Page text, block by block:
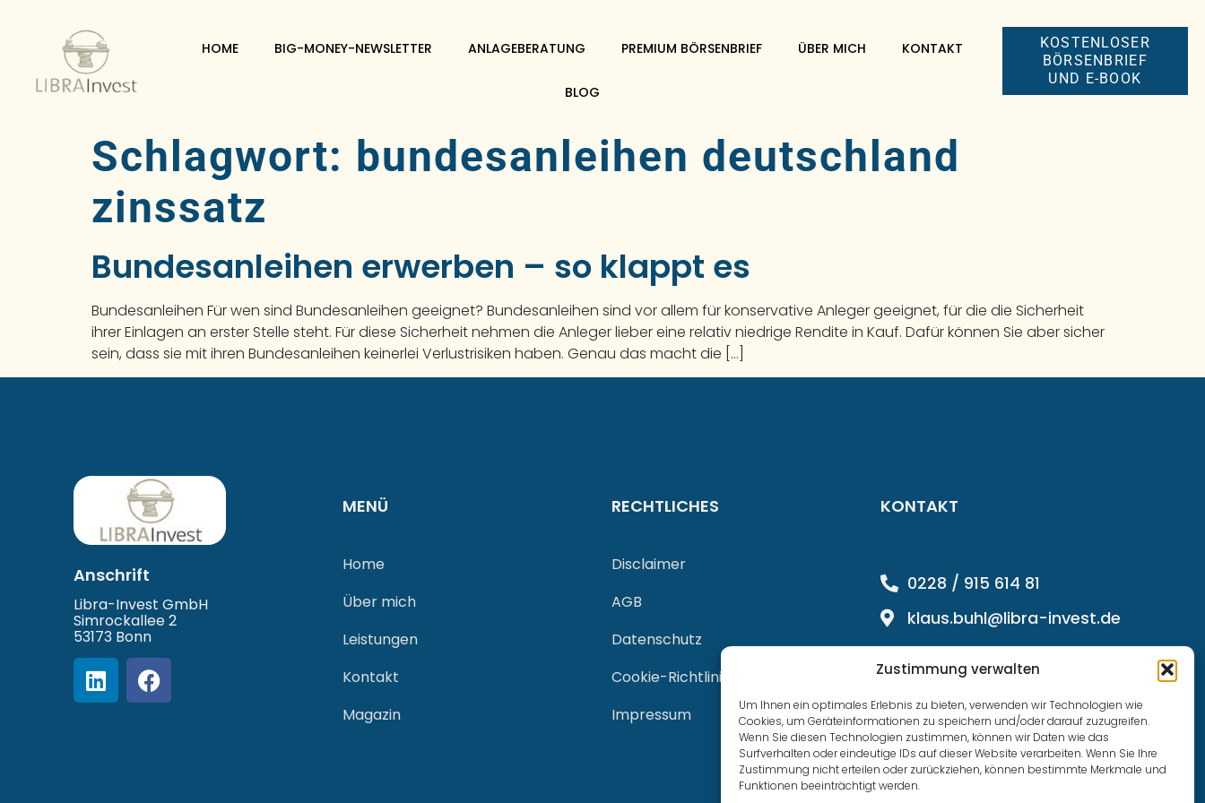
Zustimmung verwalten
Um Ihnen ein optimales Erlebnis zu bieten, verwenden wir Technologien wie
Cookies, um Geräteinformationen zu speichern und/oder darauf zuzugreifen.
Wenn Sie diesen Technologien zustimmen, können wir Daten wie das
Surfverhalten oder eindeutige IDs auf dieser Website verarbeiten. Wenn Sie Ihre
Zustimmung nicht erteilen oder zurückziehen, können bestimmte Merkmale und
Funktionen beeinträchtigt werden.
HOME BIG-MONEY-NEWSLETTER ANLAGEBERATUNG PREMIUM BÖRSENBRIEF ÜBER MICH KONTAKT
BLOG
KOSTENLOSER
BÖRSENBRIEF
UND E-BOOK
Schlagwort: bundesanleihen deutschland
zinssatz
Bundesanleihen erwerben – so klappt es
Bundesanleihen Für wen sind Bundesanleihen geeignet? Bundesanleihen sind vor allem für konservative Anleger geeignet, für die die Sicherheit
ihrer Einlagen an erster Stelle steht. Für diese Sicherheit nehmen die Anleger lieber eine relativ niedrige Rendite in Kauf. Dafür können Sie aber sicher
sein, dass sie mit ihren Bundesanleihen keinerlei Verlustrisiken haben. Genau das macht die […]
Anschrift
Libra-Invest GmbH
Simrockallee 2
53173 Bonn
MENÜ
Home
Über mich
Leistungen
Kontakt
Magazin
RECHTLICHES
Disclaimer
AGB
Datenschutz
Cookie-Richtlinie (EU)
Impressum
KONTAKT
0228 / 915 614 81
klaus.buhl@libra-invest.de